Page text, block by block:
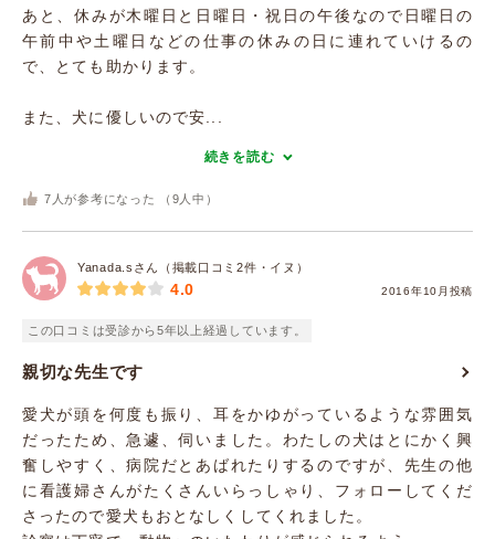
あと、休みが木曜日と日曜日・祝日の午後なので日曜日の
午前中や土曜日などの仕事の休みの日に連れていけるの
で、とても助かります。
また、犬に優しいので安...
続きを読む
7 人が参考になった （ 9 人中）
Yanada.sさん（掲載口コミ2件・イヌ）
2016年10月投稿
4.0
この口コミは受診から5年以上経過しています。
親切な先生です
愛犬が頭を何度も振り、耳をかゆがっているような雰囲気
だったため、急遽、伺いました。わたしの犬はとにかく興
奮しやすく、病院だとあばれたりするのですが、先生の他
に看護婦さんがたくさんいらっしゃり、フォローしてくだ
さったので愛犬もおとなしくしてくれました。